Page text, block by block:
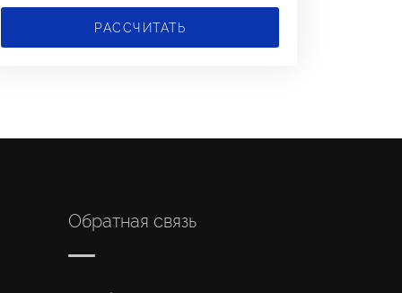
РАССЧИТАТЬ
Обратная связь